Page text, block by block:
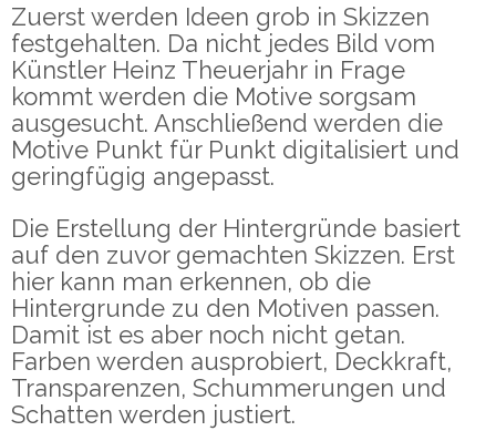
Zuerst werden Ideen grob in Skizzen
festgehalten. Da nicht jedes Bild vom
Künstler Heinz Theuerjahr in Frage
kommt werden die Motive sorgsam
ausgesucht. Anschließend werden die
Motive Punkt für Punkt digitalisiert und
geringfügig angepasst.
Die Erstellung der Hintergründe basiert
auf den zuvor gemachten Skizzen. Erst
hier kann man erkennen, ob die
Hintergrunde zu den Motiven passen.
Damit ist es aber noch nicht getan.
Farben werden ausprobiert, Deckkraft,
Transparenzen, Schummerungen und
Schatten werden justiert.